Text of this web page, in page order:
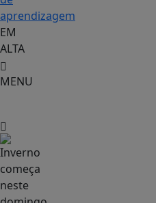
aprendizagem
EM
ALTA
MENU